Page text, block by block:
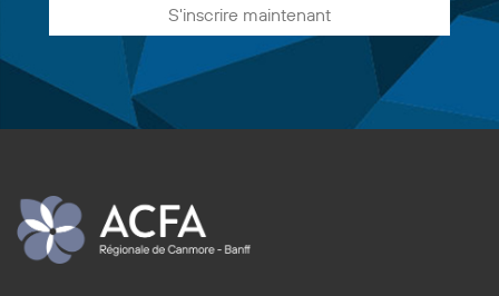
S'inscrire maintenant